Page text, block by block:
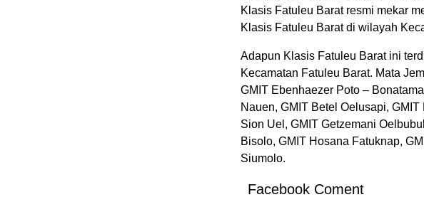
Klasis Fatuleu Barat resmi mekar
Klasis Fatuleu Barat di wilayah
Adapun Klasis Fatuleu Barat ini
Kecamatan Fatuleu Barat. Mata
GMIT Ebenhaezer Poto –
Nauen, GMIT Betel Oelusapi,
Sion Uel, GMIT Getzemani
Bisolo, GMIT Hosana Fatuknap,
Siumolo.
Facebook Coment